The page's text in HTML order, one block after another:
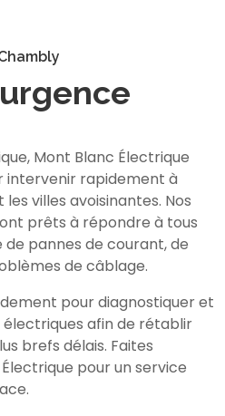
Mont Blanc Électrique
intervenir rapidement à
villes avoisinantes. Nos
prêts à répondre à tous
de pannes de courant, de
de câblage.
pour diagnostiquer et
afin de rétablir
brefs délais. Faites
pour un service